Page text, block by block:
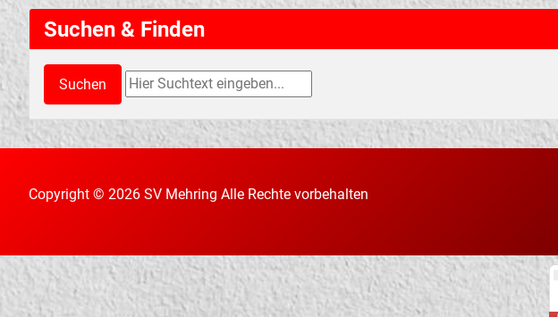
Suchen & Finden
Suchen
Suchen & Finden
Copyright © 2026 SV Mehring Alle Rechte vorbehalten